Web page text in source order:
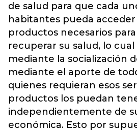
de salud para que cada
habitantes pueda acceder
productos necesarios
recuperar su salud, lo
mediante la socialización
mediante el aporte de
quienes requieran esos
productos los puedan
independientemente de
económica. Esto por